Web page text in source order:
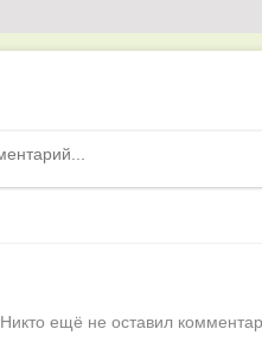
Никто ещё не оставил